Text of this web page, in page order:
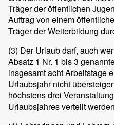
Träger der öffentlichen
Auftrag von einem
Träger der Weiterbildung
(3) Der Urlaub darf, auch
Absatz 1 Nr. 1 bis 3
insgesamt acht Arbeitstage
Urlaubsjahr nicht
höchstens drei
Urlaubsjahres verteilt